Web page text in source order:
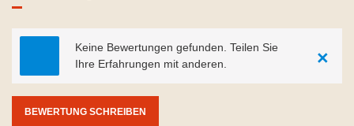
Keine Bewertungen gefunden. Teilen Sie
Ihre Erfahrungen mit anderen.
×
BEWERTUNG SCHREIBEN